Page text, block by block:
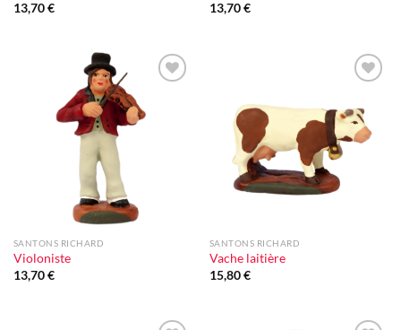
13,70€
13,70€
SANTONS RICHARD
Violoniste
13,70€
à la liste
d'envie
SANTONS RICHARD
Vache laitière
15,80€